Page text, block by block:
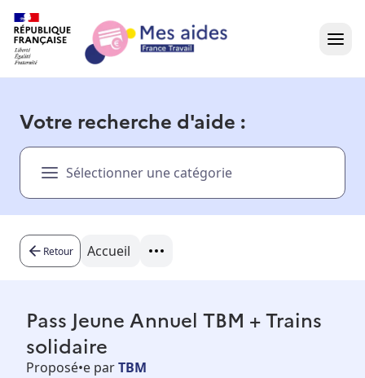
Présentation vidéo
Besoin d'aide ?
Votre recherche d'aide :
Sélectionner une catégorie
Retour Accueil
Pass Jeune Annuel TBM + Trains
solidaire
Proposé•e parTBM